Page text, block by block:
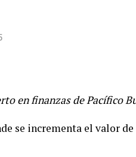
en finanzas de Pacífico
se incrementa el valor